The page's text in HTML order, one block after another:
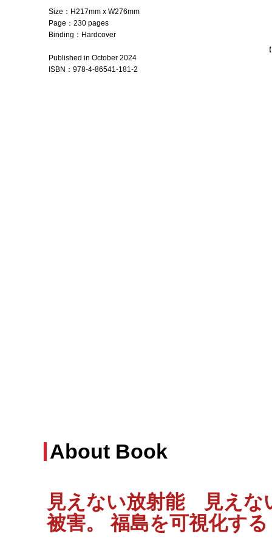
Size： H217mm x W276mm
Page： 230 pages
Binding：Hardcover
Published in October 2024
ISBN：978-4-86541-181-2
About Book
見えない放射能 見え
被害。 福島を可視化する